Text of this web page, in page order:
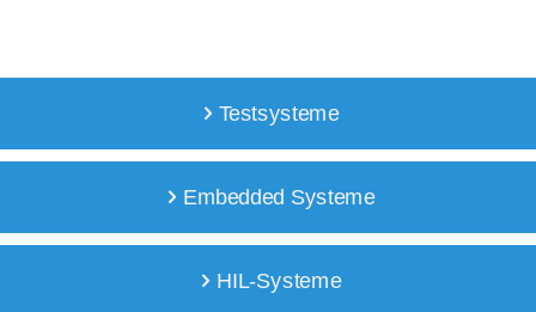
Testsysteme
Embedded Systeme
HIL-Systeme